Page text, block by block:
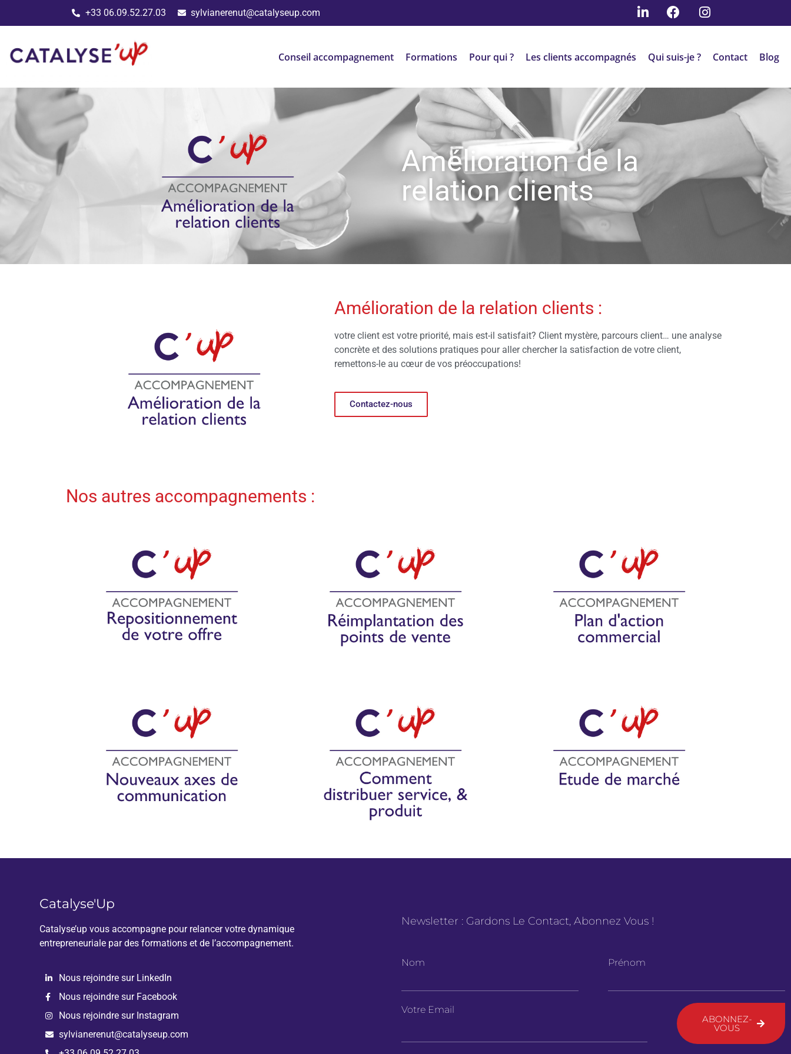
+33 06.09.52.27.03 sylvianerenut@catalyseup.com
Conseil accompagnement Formations Pour qui ? Les clients accompagnés Qui suis-je ? Contact Blog
Amélioration de la
relation clients
Amélioration de la relation clients :
votre client est votre priorité, mais est-il satisfait? Client mystère, parcours client… une analyse
concrète et des solutions pratiques pour aller chercher la satisfaction de votre client,
remettons-le au cœur de vos préoccupations!
Contactez-nous
Nos autres accompagnements :
Catalyse'Up
Catalyse’up vous accompagne pour relancer votre dynamique
entrepreneuriale par des formations et de l’accompagnement.
Nous rejoindre sur LinkedIn
Nous rejoindre sur Facebook
Nous rejoindre sur Instagram
sylvianerenut@catalyseup.com
Newsletter : Gardons Le Contact, Abonnez Vous !
Nom Prénom
Votre Email
ABONNEZ-
VOUS